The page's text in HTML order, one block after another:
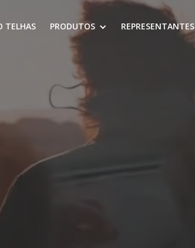
TELHAS PRODUTOS REPRESENTANTES